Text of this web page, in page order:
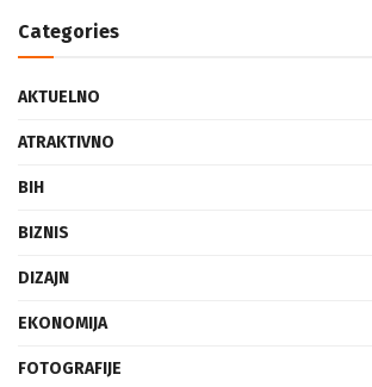
Categories
AKTUELNO
ATRAKTIVNO
BIH
BIZNIS
DIZAJN
EKONOMIJA
FOTOGRAFIJE